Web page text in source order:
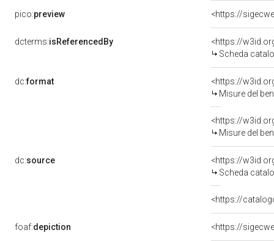
pico:preview <https://
dcterms:isReferencedBy
<https://
Scheda
dc:format
<https://
Misure del
<https://
Misure del
dc:source
<https://
Scheda
<https://
foaf:depiction <https://